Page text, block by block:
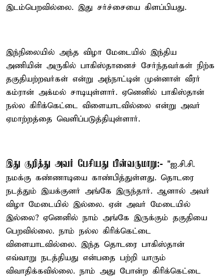
இடம்பெறவில்லை. இது சர்ச்சையை கிளப்பியது.
இந்நிலையில் அந்த விழா மேடையில் இந்திய
அணியின் அருகில் பாகிஸ்தானைச் சேர்ந்தவர்கள் நிற்க
தகுதியற்றவர்கள் என்று அந்நாட்டின் முன்னாள் வீரர்
கம்ரான் அக்மல் சாடியுள்ளார். ஏனெனில் பாகிஸ்தான்
நல்ல கிரிக்கெட்டை விளையாடவில்லை என்று அவர்
ஏமாற்றத்தை வெளிப்படுத்தியுள்ளார்.
இது குறித்து அவர் பேசியது பின்வருமாறு:- "ஐ.சி.சி.
நமக்கு கண்ணாடியை காண்பித்துள்ளது. தொடரை
நடத்தும் இயக்குனர் அங்கே இருந்தார். ஆனால் அவர்
விழா மேடையில் இல்லை. ஏன் அவர் மேடையில்
இல்லை? ஏனெனில் நாம் அங்கே இருக்கும் தகுதியை
பெறவில்லை. நாம் நல்ல கிரிக்கெட்டை
விளையாடவில்லை. இந்த தொடரை பாகிஸ்தான்
எவ்வாறு நடத்தியது என்பதை பற்றி யாரும்
விவாதிக்கவில்லை. நாம் அது போன்ற கிரிக்கெட்டை